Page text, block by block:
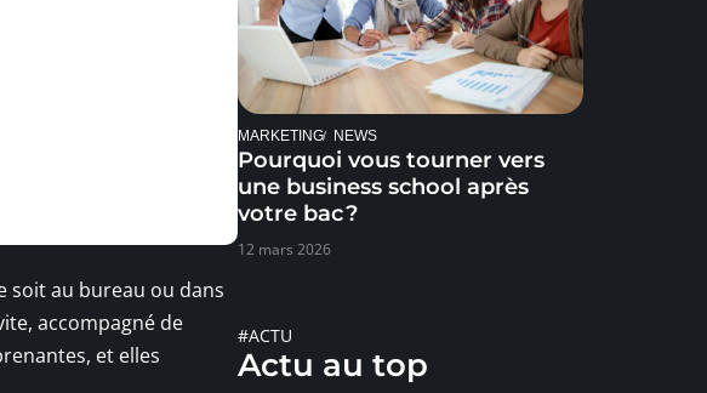
soit au bureau ou dans
accompagné de
et elles
MARKETING NEWS
Pourquoi vous tourner vers
une business school après
votre bac ?
12 mars 2026
#ACTU
Actu au top